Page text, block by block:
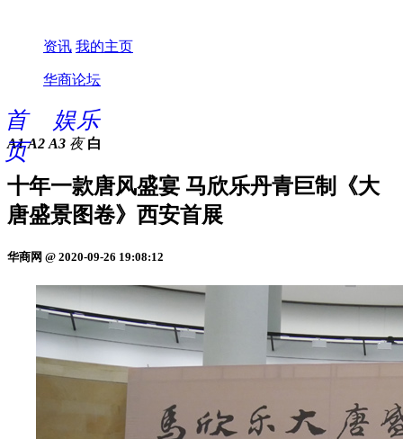
资讯 我的主页
华商论坛
首
页
娱乐
A1 A2 A3 夜 白
十年一款唐风盛宴 马欣乐丹青巨制《大
唐盛景图卷》西安首展
华商网 @ 2020-09-26 19:08:12